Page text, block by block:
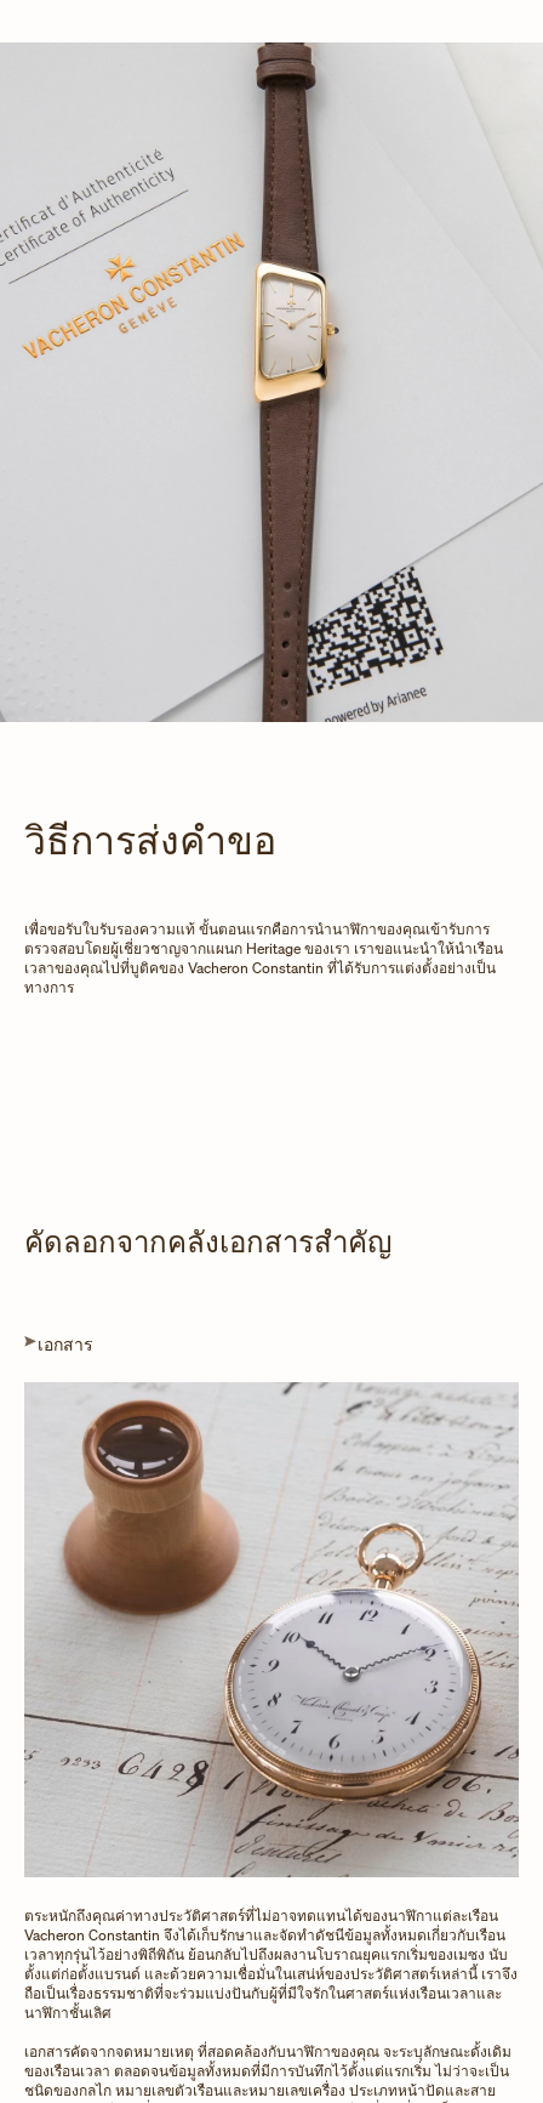
วิธีการส่งคำขอ
เพื่อขอรับใบรับรองความแท้ ขั้นตอนแรกคือการนำนาฬิกาของคุณเข้ารับการ
ตรวจสอบโดยผู้เชี่ยวชาญจากแผนก Heritage ของเรา เราขอแนะนำให้นำเรือน
เวลาของคุณไปที่บูติคของ Vacheron Constantin ที่ได้รับการแต่งตั้งอย่างเป็น
ทางการ
คัดลอกจากคลังเอกสารสำคัญ
เอกสาร
ตระหนักถึงคุณค่าทางประวัติศาสตร์ที่ไม่อาจทดแทนได้ของนาฬิกาแต่ละเรือน
Vacheron Constantin จึงได้เก็บรักษาและจัดทำดัชนีข้อมูลทั้งหมดเกี่ยวกับเรือน
เวลาทุกรุ่นไว้อย่างพิถีพิถัน ย้อนกลับไปถึงผลงานโบราณยุคแรกเริ่มของเมซง นับ
ตั้งแต่ก่อตั้งแบรนด์ และด้วยความเชื่อมั่นในเสน่ห์ของประวัติศาสตร์เหล่านี้ เราจึง
ถือเป็นเรื่องธรรมชาติที่จะร่วมแบ่งปันกับผู้ที่มีใจรักในศาสตร์แห่งเรือนเวลาและ
นาฬิกาชั้นเลิศ
เอกสารคัดจากจดหมายเหตุ ที่สอดคล้องกับนาฬิกาของคุณ จะระบุลักษณะดั้งเดิม
ของเรือนเวลา ตลอดจนข้อมูลทั้งหมดที่มีการบันทึกไว้ตั้งแต่แรกเริ่ม ไม่ว่าจะเป็น
ชนิดของกลไก หมายเลขตัวเรือนและหมายเลขเครื่อง ประเภทหน้าปัดและสาย